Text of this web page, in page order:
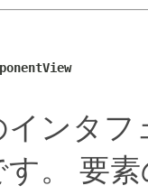
インタ
。
要